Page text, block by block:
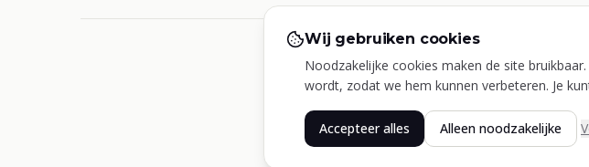
Privacybeleid |Algemene voorwaarden
© 2026 Digital Currency
Virtuele munten, reële
Wij gebruiken cookies
Noodzakelijke cookies maken de site
wordt, zodat we hem kunnen verbeteren. Je
Accepteer alles Alleen noodzakelijke